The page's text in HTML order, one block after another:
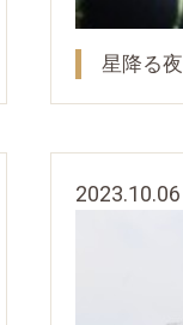
星降る
2023.10.06